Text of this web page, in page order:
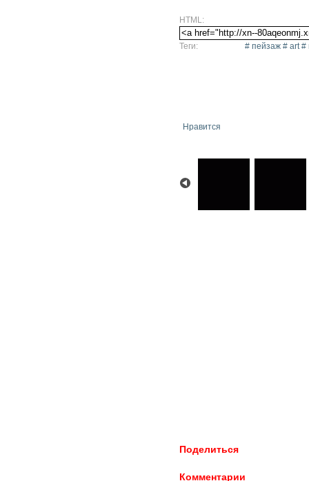
HTML:
Теги: # пейзаж # art #
Нравится
Поделиться
Комментарии